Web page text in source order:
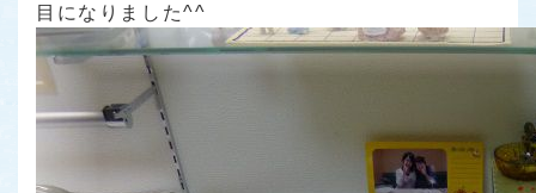
目になりました^^